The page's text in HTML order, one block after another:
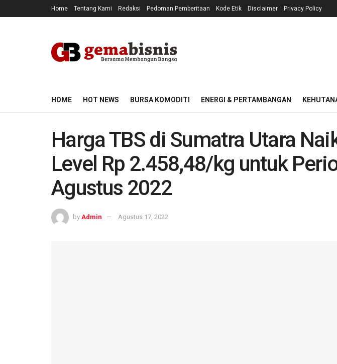
Home Tentang Kami Redaksi Pedoman Pemberitaan Kode Etik Disclaimer Privacy Policy
HOME HOT NEWS BURSA KOMODITI ENERGI & PERTAMBANGAN
Harga TBS di Sumatra Utara
Level Rp 2.458,48/kg untuk
Agustus 2022
by Admin Agustus 17, 2022